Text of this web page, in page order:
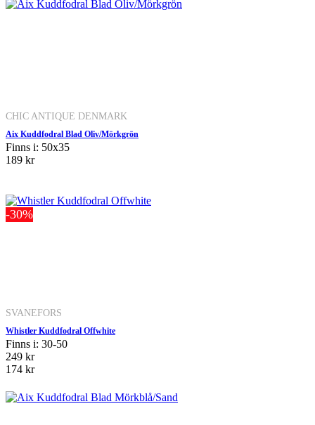
CHIC ANTIQUE DENMARK
Aix Kuddfodral Blad Oliv/Mörkgrön
Finns i: 50x35
189 kr
-30%
SVANEFORS
Whistler Kuddfodral Offwhite
Finns i: 30-50
249 kr
174 kr